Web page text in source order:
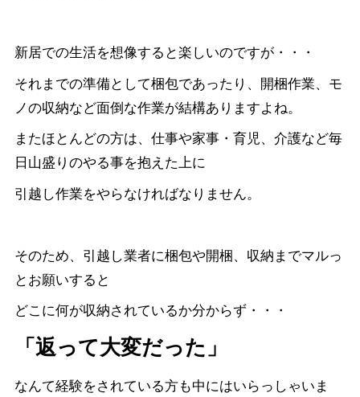
新居での生活を想像すると楽しいのですが・・・
それまでの準備として梱包であったり、開梱作業、モ
ノの収納など面倒な作業が結構ありますよね。
またほとんどの方は、仕事や家事・育児、介護など毎
日山盛りのやる事を抱えた上に
引越し作業をやらなければなりません。
そのため、引越し業者に梱包や開梱、収納までマルっ
とお願いすると
どこに何が収納されているか分からず・・・
「返って大変だった」
なんて経験をされている方も中にはいらっしゃいま